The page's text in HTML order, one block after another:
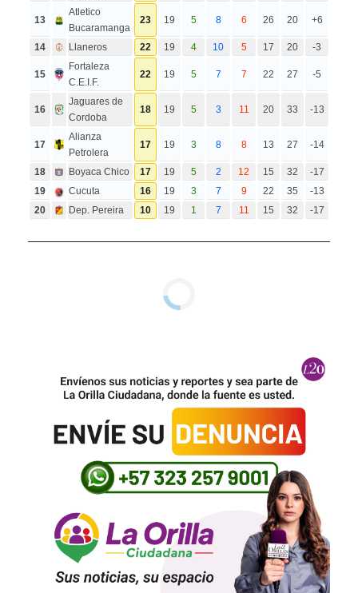
13
Atletico
Bucaramanga
23 19 5 8 6 26 20 +6
14 Llaneros 22 19 4 10 5 17 20 -3
15
Fortaleza
C.E.I.F.
22 19 5 7 7 22 27 -5
16
Jaguares de
Cordoba
18 19 5 3 11 20 33 -13
17
Alianza
Petrolera
17 19 3 8 8 13 27 -14
18 Boyaca Chico 17 19 5 2 12 15 32
-17
19
Cucuta 16 19 3 7 9 22 35
-13
20
Dep. Pereira 10 19 1 7 11 15 32 -17